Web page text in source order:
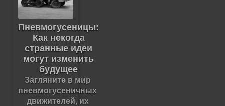
Пневмогусеницы:
Как некогда
странные идеи
могут изменить
будущее
Загляните в мир
пневмогусеничных
движителей, их